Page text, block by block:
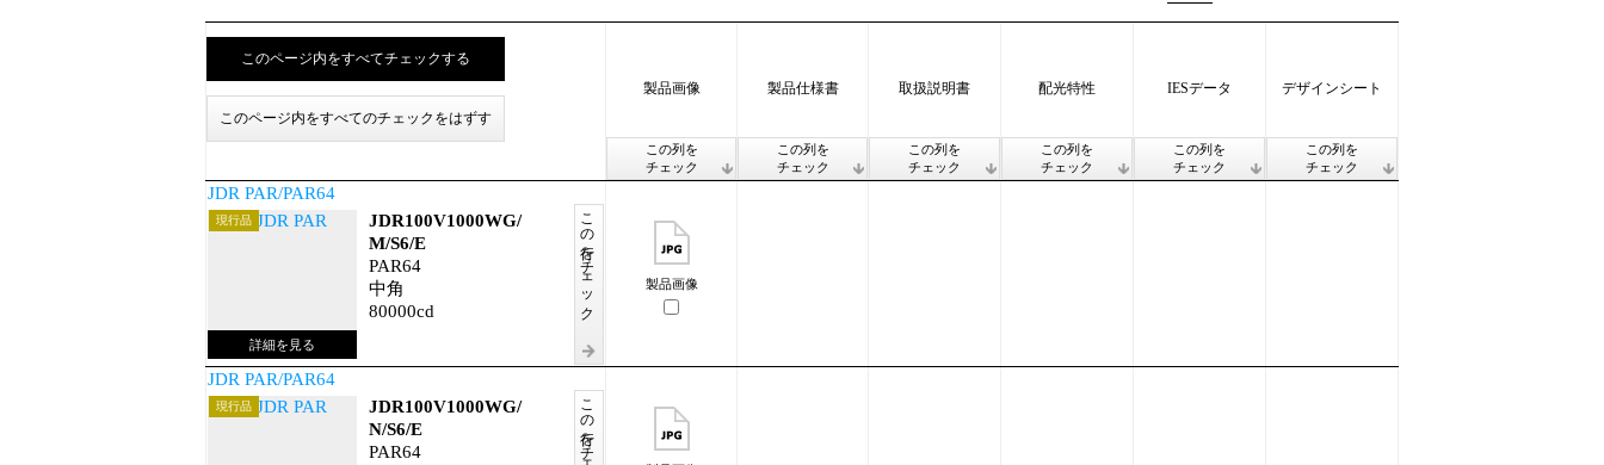
製品画像
この列を
チェック
製品仕様書
この列を
チェック
取扱説明書
この列を
チェック
配光特性
この列を
チェック
IESデータ
この列を
チェック
デザインシート
この列を
チェック
JDR PAR/PAR64
現行品 この行をチェック
JDR100V1000WG/
M/S6/E
PAR64
中角
80000cd
製品画像
JDR PAR/PAR64
現行品
JDR100V1000WG/
N/S6/E
PAR64